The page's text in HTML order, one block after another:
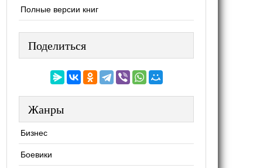
Полные версии книг
Поделиться
Жанры
Бизнес
Боевики